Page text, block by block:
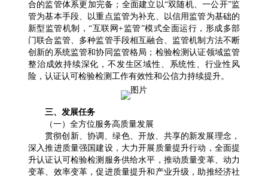
合的监管体系更加完备；全面建立以“双随机、一公开”监
管为基本手段、以重点监管为补充、以信用监管为基础的
新型监管机制，“互联网+监管”模式全面运行，形成多部
门联合监管、多种监管手段相互融合、监管机制方法不断
创新的系统监管和协同监管格局；检验检测认证领域监管
整治成效持续深化，不发生区域性、系统性、行业性风
险，认证认可检验检测工作有效性和公信力持续提升。
三、发展任务
（一）全方位服务高质量发展
贯彻创新、协调、绿色、开放、共享的新发展理念，
深入推进质量强国建设，大力开展质量提升行动，全面提
升认证认可检验检测服务供给水平，推动质量变革、动力
变革、效率变革，促进质量提升和产业升级，助推经济社